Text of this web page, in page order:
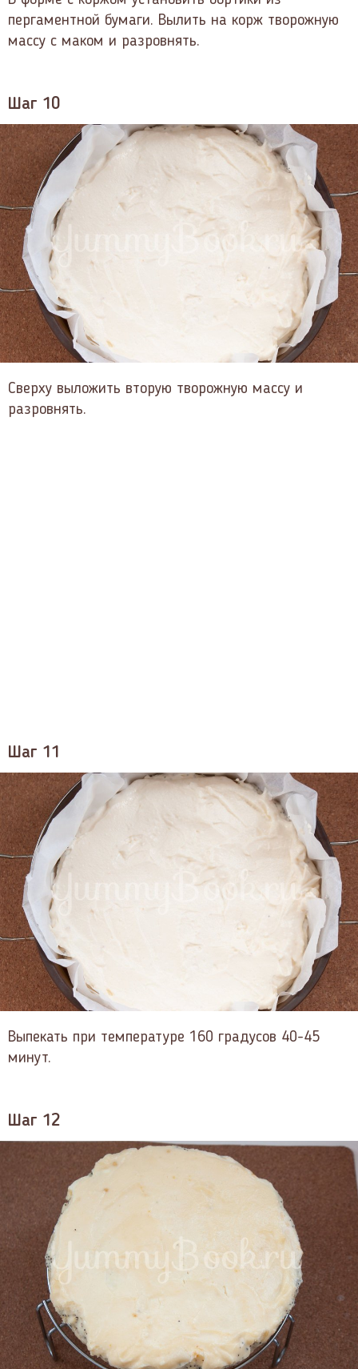
пергаментной бумаги. Вылить на корж творожную
массу с маком и разровнять.
Шаг 10
Сверху выложить вторую творожную массу и
разровнять.
Шаг 11
Выпекать при температуре 160 градусов 40-45
минут.
Шаг 12